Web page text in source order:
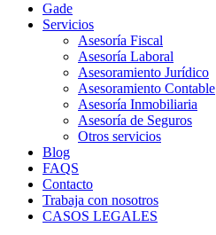
Gade
Servicios
Asesoría Fiscal
Asesoría Laboral
Asesoramiento Jurídico
Asesoramiento Contable
Asesoría Inmobiliaria
Asesoría de Seguros
Otros servicios
Blog
FAQS
Contacto
Trabaja con nosotros
CASOS LEGALES